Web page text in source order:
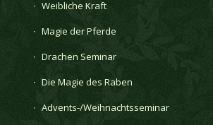
Weibliche Kraft
Magie der Pferde
Drachen Seminar
Die Magie des Raben
Advents-/Weihnachtsseminar